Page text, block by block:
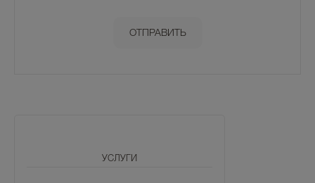
УСЛУГИ